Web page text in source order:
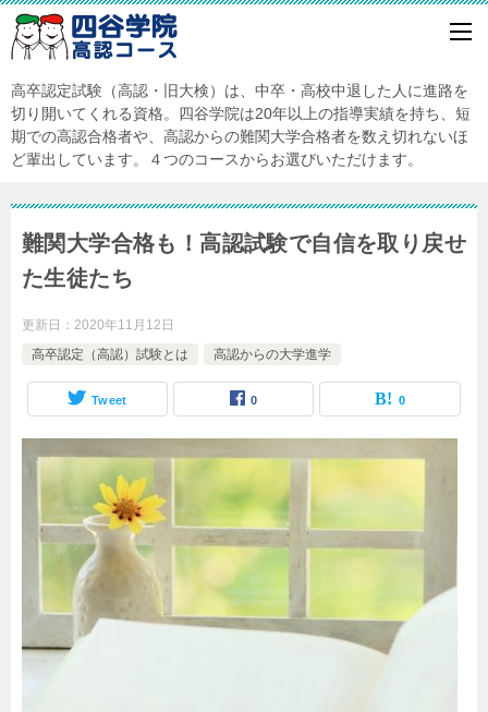
高卒認定試験（高認・旧大検）は、中卒・高校中退した人に進路を
切り開いてくれる資格。四谷学院は20年以上の指導実績を持ち、短
期での高認合格者や、高認からの難関大学合格者を数え切れないほ
ど輩出しています。４つのコースからお選びいただけます。
難関大学合格も！高認試験で自信を取り戻せ
た生徒たち
更新日： 2020年11月12日
高卒認定（高認）試験とは
高認からの大学進学
Tweet 0 0